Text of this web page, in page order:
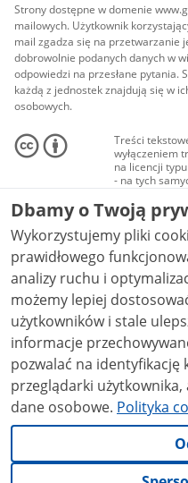
Strony dostępne w domenie
mailowych. Użytkownik
mail zgadza się na przetwarzanie
dobrowolnie podanych danych w
odpowiedzi na przesłane pytania.
każdą z jednostek znajdują się w
osobowych.
Treści
wyłączeniem
na licencji
- na tych
Materiały
audio i wideo,
Creative
niekomercyjne
NC-ND 4.0), o
Dbamy o Twoją
Wykorzystujemy pliki
prawidłowego
analizy ruchu i optymalizacji
możemy lepiej
użytkowników i stale ulepszać
informacje
pozwalać na
przeglądarki
dane osobowe. Polityka